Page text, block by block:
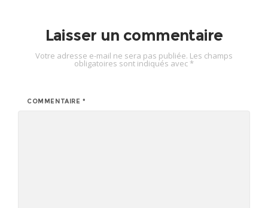
Laisser un commentaire
Votre adresse e-mail ne sera pas publiée. Les champs
obligatoires sont indiqués avec*
COMMENTAIRE*